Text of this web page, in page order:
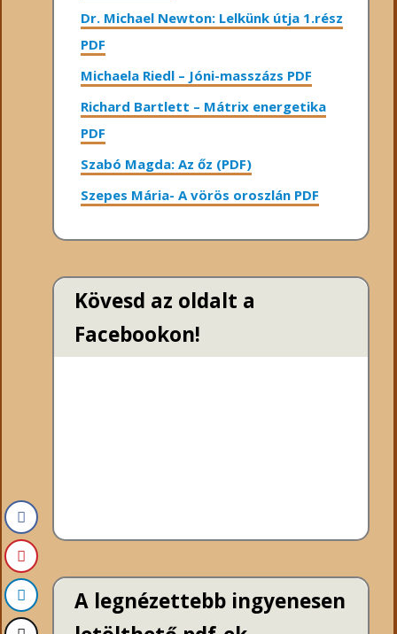
Dr. Michael Newton: Lelkünk útja 1.rész
PDF
Michaela Riedl – Jóni-masszázs PDF
Richard Bartlett – Mátrix energetika
PDF
Szabó Magda: Az őz (PDF)
Szepes Mária- A vörös oroszlán PDF
Kövesd az oldalt a
Facebookon!
A legnézettebb ingyenesen